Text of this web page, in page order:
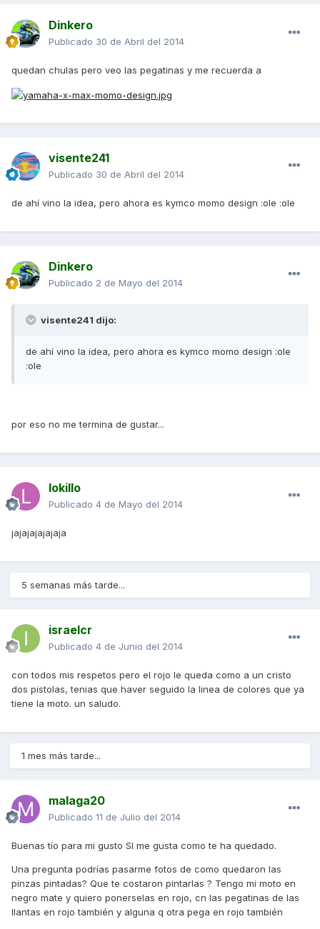
Dinkero
Publicado 30 de Abril del 2014
quedan chulas pero veo las pegatinas y me recuerda a
visente241
Publicado 30 de Abril del 2014
de ahí vino la idea, pero ahora es kymco momo design :ole :ole
Dinkero
Publicado 2 de Mayo del 2014
visente241 dijo:
de ahí vino la idea, pero ahora es kymco momo design :ole
:ole
por eso no me termina de gustar...
lokillo
Publicado 4 de Mayo del 2014
jajajajajajaja
5 semanas más tarde...
israelcr
Publicado 4 de Junio del 2014
con todos mis respetos pero el rojo le queda como a un cristo
dos pistolas, tenias que haver seguido la linea de colores que ya
tiene la moto. un saludo.
1 mes más tarde...
malaga20
Publicado 11 de Julio del 2014
Buenas tío para mi gusto SI me gusta como te ha quedado.
Una pregunta podrías pasarme fotos de como quedaron las
pinzas pintadas? Que te costaron pintarlas ? Tengo mi moto en
negro mate y quiero ponerselas en rojo, cn las pegatinas de las
llantas en rojo también y alguna q otra pega en rojo también